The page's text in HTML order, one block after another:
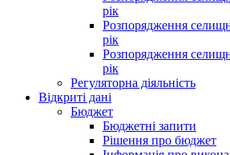
рік
Розпорядження
рік
Розпорядження
рік
Регуляторна діяльність
Відкриті дані
Бюджет
Бюджетні запити
Рішення про бюджет